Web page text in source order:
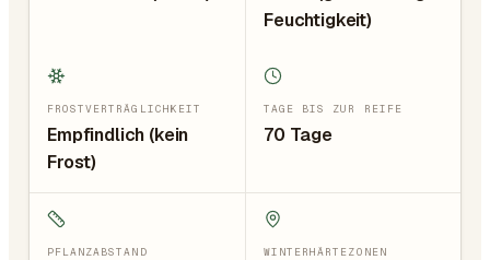
Feuchtigkeit)
FROSTVERTRÄGLICHKEIT
Empfindlich (kein
Frost)
TAGE BIS ZUR REIFE
70 Tage
PFLANZABSTAND WINTERHÄRTEZONEN